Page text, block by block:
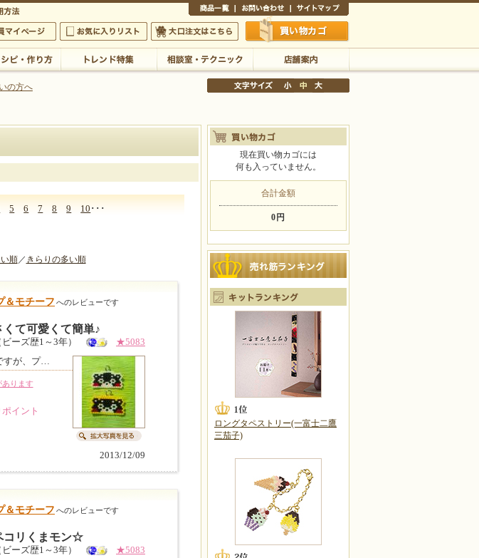
ご注文で送料は当店が負担いたします
いたします
ページ
お気に入りリスト 大口注文はこちら 買い物かご
店舗案内
の方へ
5 6 7 8 9 10 ･･･
順／ きらりの多い順
＆モチーフ へのレビューです
くて可愛くて簡単♪
ーズ歴1～3年）
★5083
すが、プ…
ります
ポイント
2013/12/09
＆モチーフ へのレビューです
コリくまモン☆
ーズ歴1～3年）
★5083
現在買い物カゴには
何も入っていません。
合計金額
0円
ロングタペストリー(一富士二鷹
三茄子)